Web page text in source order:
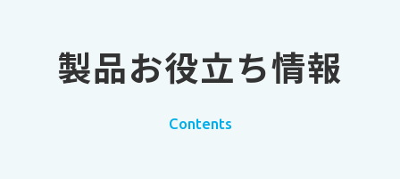
製品お役立ち情報
Contents